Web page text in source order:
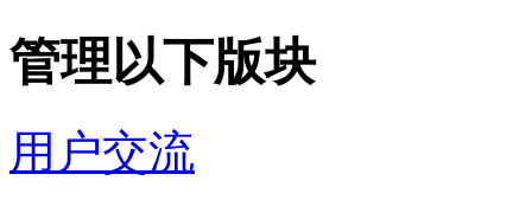
管理以下版块
用户交流